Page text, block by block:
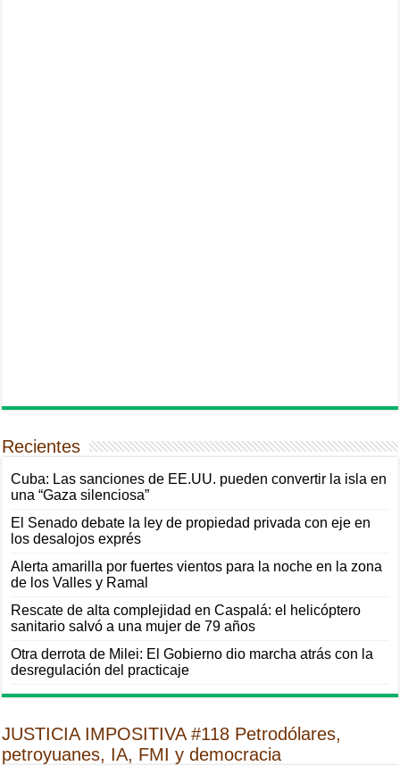
Recientes
Cuba: Las sanciones de EE.UU. pueden convertir la isla en
una “Gaza silenciosa”
El Senado debate la ley de propiedad privada con eje en
los desalojos exprés
Alerta amarilla por fuertes vientos para la noche en la zona
de los Valles y Ramal
Rescate de alta complejidad en Caspalá: el helicóptero
sanitario salvó a una mujer de 79 años
Otra derrota de Milei: El Gobierno dio marcha atrás con la
desregulación del practicaje
JUSTICIA IMPOSITIVA #118 Petrodólares,
petroyuanes, IA, FMI y democracia